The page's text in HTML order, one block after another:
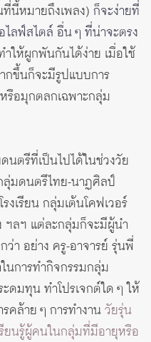
นี้หมายถึงเพลง) ก็จะง่ายที่
ลฟ์สไตล์ อื่น ๆ ที่น่าจะตรง
ให้ผูกพันกันได้ง่าย เมื่อใช้
กขึ้นก็จะมีรูปแบบการ
หรือมุกตลกเฉพาะกลุ่ม
นตรีที่เป็นไปได้ในช่วงวัย
มดนตรีไทย-นาฏศิลป์
งเรียน กลุ่มเต้นโคฟเวอร์
ฯลฯ แต่ละกลุ่มก็จะมีผู้นำ
า อย่าง ครู-อาจารย์ รุ่นพี่
นการทำกิจกรรมกลุ่ม
ดมทุน ทำโปรเจกต์ใด ๆ ให้
ล้าย ๆ การทำงานวัยรุ่น
ยนรู้ผู้คนในกลุ่มที่มีอายุหรือ